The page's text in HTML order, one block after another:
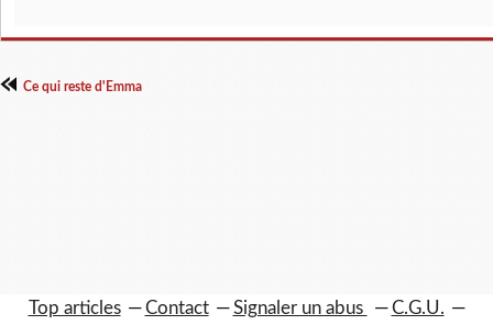
Ce qui reste d'Emma
Top articles Contact Signaler un abus
C.G.U.